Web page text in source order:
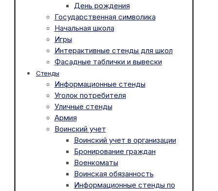
День рождения
Государственная символика
Начальная школа
Игры
Интерактивные стенды для школ
Фасадные таблички и вывески
Стенды
Информационные стенды
Уголок потребителя
Уличные стенды
Армия
Воинский учет
Воинский учет в организации
Бронирование граждан
Военкоматы
Воинская обязанность
Информационные стенды по